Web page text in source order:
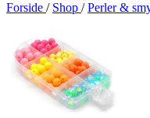
Forside / Shop / Perler &